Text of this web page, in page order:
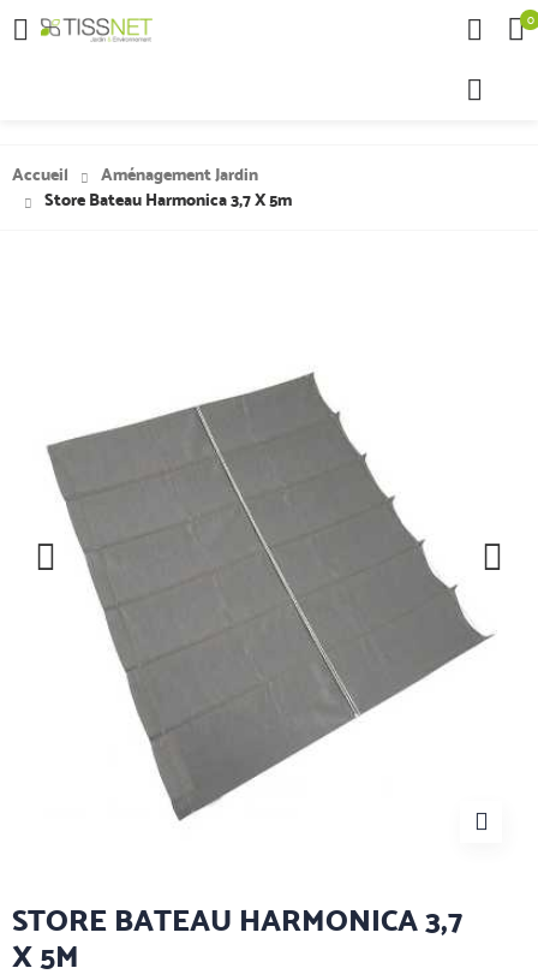
 0
Accueil
Aménagement Jardin
Store Bateau Harmonica 3,7 X 5m
STORE BATEAU HARMONICA 3,7
X 5M